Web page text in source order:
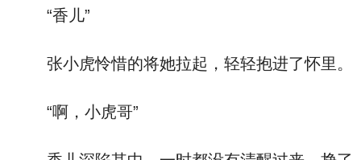
“香儿”
张小虎怜惜的将她拉起，轻轻抱进了怀里。
“啊，小虎哥”